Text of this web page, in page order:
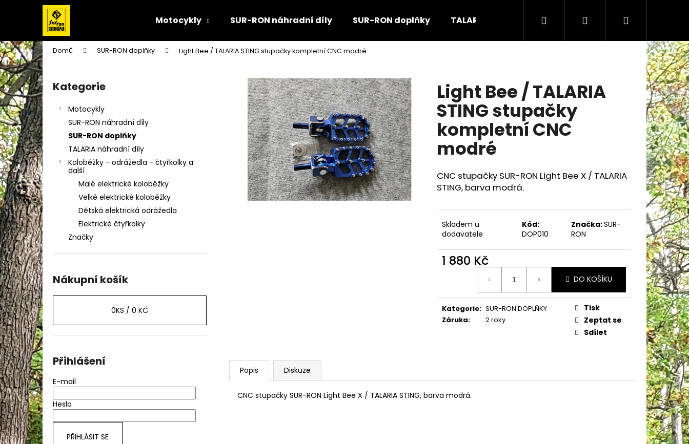
Motocykly SUR-RON náhradní díly SUR-RON doplňky TALARIA náhradní díly Koloběžky - odrážedla -
Hledat PřihlášeníNákupní
košík
Domů SUR-RON doplňky Light Bee / TALARIA STING stupačky kompletní CNC modré
P
o
s
t
r
a
n
n
í
p
a
n
e
l
Přeskočit
kategorie
Kategorie
Motocykly
SUR-RON náhradní díly
SUR-RON doplňky
TALARIA náhradní díly
Koloběžky - odrážedla - čtyřkolky a
další
Malé elektrické koloběžky
Velké elektrické koloběžky
Dětská elektrická odrážedla
Elektrické čtyřkolky
Značky
Nákupní košík
0KS / 0 KČ
Přihlášení
E-mail
Heslo
PŘIHLÁSIT SE
Light Bee / TALARIA
STING stupačky
kompletní CNC
modré
CNC stupačky SUR-RON Light Bee X / TALARIA
STING, barva modrá.
Skladem u
dodavatele
Kód:
DOP010
Značka:SUR-
RON
1 880 Kč
DO KOŠÍKU
Kategorie: SUR-RON DOPLŇKY
Záruka: 2 roky
Tisk
Zeptat se
Sdílet
Popis Diskuze
CNC stupačky SUR-RON Light Bee X / TALARIA STING, barva modrá.
í
k
Zpět
do
obchodu
Zpět
do
obchodu
Co potřebujete najít?
HLEDAT
Doporučujeme
STASH - SUPER SOCO - SILNIČNÍ
ELEKTRICKÝ MOTOCYKL VMOTO
192 500 Kč
TALARIA STING R L1E 8KW 2024
ČERNÁ/MODRÁ - HOMOLOGOVANÁ
135 990 Kč